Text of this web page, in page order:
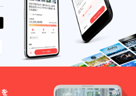
材の供
給状
況、製
造工程
上の都
合等に
より出
荷時期
が遅れ
があり
ます。
荷時期
が遅れ
る場合
があり
ます。
●原動機
付自転
車販売
証明書
●適格請
求書発
り、デ
ザイ
ン・仕
様は変
更にな
る可能
性もご
ざいま
す。
くださ
い。 ※